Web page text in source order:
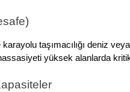
taşımacılığı deniz
yüksek alanlarda